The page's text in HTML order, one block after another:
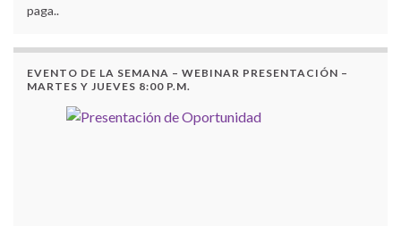
paga..
EVENTO DE LA SEMANA – WEBINAR PRESENTACIÓN –
MARTES Y JUEVES 8:00 P.M.